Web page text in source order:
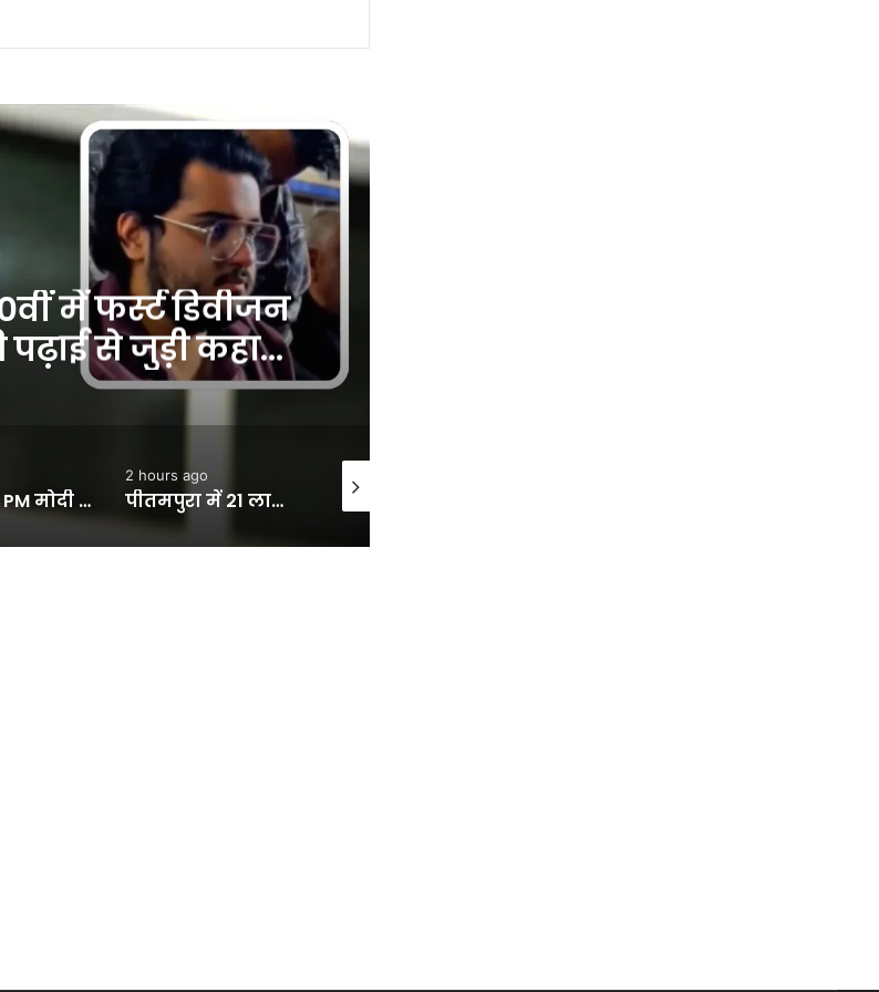
Sport : IND vs SL: ग्रुप-1 से ग्रुप-4 तक…, गॉल
पहले टीम इंडिया का स्पेशल 'फील्डिंग प्लान' बोर्ड
UP News: PM मोदी का नया Insta वीडियो, इस बार दिया स्वदेशी का संदेश – INA
2 hours ago
पीतमपुरा में 21 लाख से बना सामुदायिक शौचालय शुरू:सीएम रेखा गुप्ता ने किया उद्घाटन, दिल्ली लक्ष्मी योजना कैंप का भी लिया जायजा- INA NEWS